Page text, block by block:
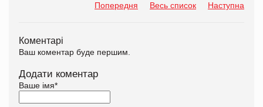
Попередня Весь список Наступна
Коментарі
Ваш коментар буде першим.
Додати коментар
Ваше імя*